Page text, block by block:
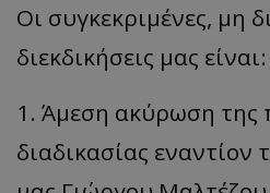
Οι συγκεκριμένες, μη
διεκδικήσεις μας είναι:
1. Άμεση ακύρωση της
διαδικασίας
Ονοματεπώνυμο
usprivacy